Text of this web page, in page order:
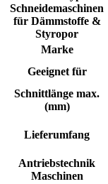
Schneidemaschinen
für Dämmstoffe &
Styropor
Marke
Geeignet für
Schnittlänge max.
(mm)
Lieferumfang
Antriebstechnik
Maschinen